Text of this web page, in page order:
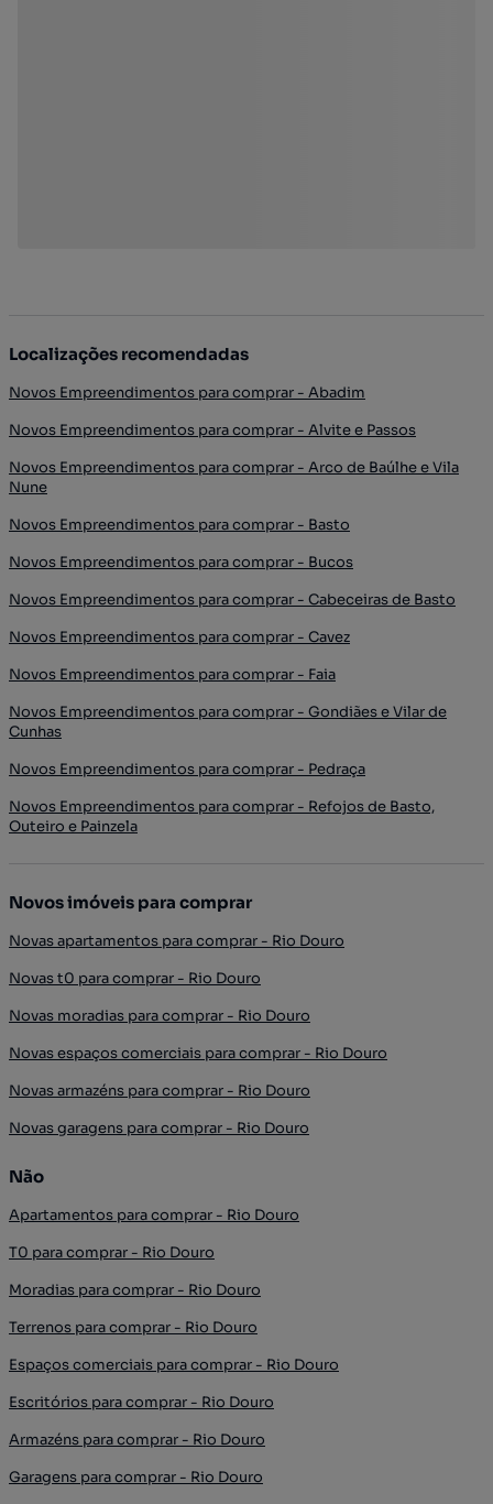
Localizações recomendadas
Novos Empreendimentos para comprar - Abadim
Novos Empreendimentos para comprar - Alvite e Passos
Novos Empreendimentos para comprar - Arco de Baúlhe e Vila
Nune
Novos Empreendimentos para comprar - Basto
Novos Empreendimentos para comprar - Bucos
Novos Empreendimentos para comprar - Cabeceiras de Basto
Novos Empreendimentos para comprar - Cavez
Novos Empreendimentos para comprar - Faia
Novos Empreendimentos para comprar - Gondiães e Vilar de
Cunhas
Novos Empreendimentos para comprar - Pedraça
Novos Empreendimentos para comprar - Refojos de Basto,
Outeiro e Painzela
Novos imóveis para comprar
Novas apartamentos para comprar - Rio Douro
Novas t0 para comprar - Rio Douro
Novas moradias para comprar - Rio Douro
Novas espaços comerciais para comprar - Rio Douro
Novas armazéns para comprar - Rio Douro
Novas garagens para comprar - Rio Douro
Não
Apartamentos para comprar - Rio Douro
T0 para comprar - Rio Douro
Moradias para comprar - Rio Douro
Terrenos para comprar - Rio Douro
Espaços comerciais para comprar - Rio Douro
Escritórios para comprar - Rio Douro
Armazéns para comprar - Rio Douro
Garagens para comprar - Rio Douro